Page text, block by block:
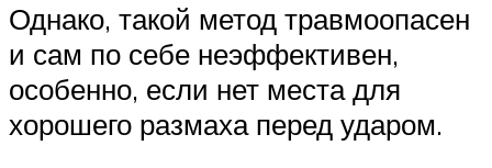
Однако, такой метод травмоопасен
и сам по себе неэффективен,
особенно, если нет места для
хорошего размаха перед ударом.